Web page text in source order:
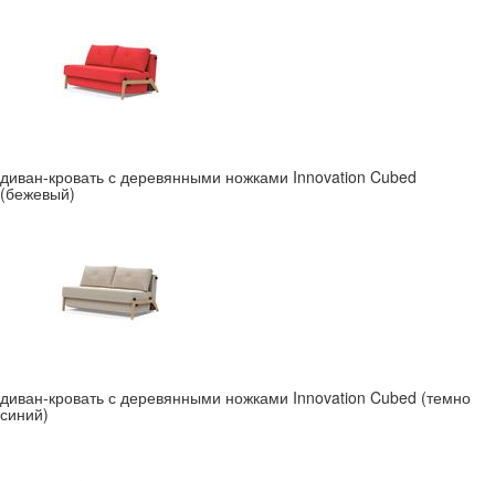
диван-кровать с деревянными ножками Innovation Cubed
(бежевый)
диван-кровать с деревянными ножками Innovation Cubed (темно
синий)